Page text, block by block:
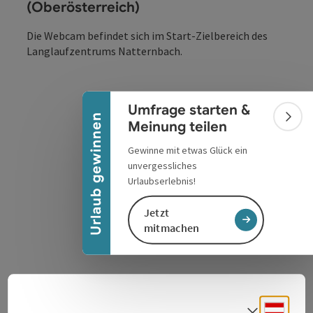
Urlaub gewinnen
Banner einklappen
Umfrage starten &
Meinung teilen
Gewinne mit etwas Glück ein
unvergessliches
Urlaubserlebnis!
Jetzt
mitmachen
(Oberösterreich)
Die Webcam befindet sich im Start-Zielbereich des
Langlaufzentrums Natternbach.